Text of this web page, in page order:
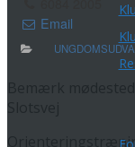
Email
Bemærk